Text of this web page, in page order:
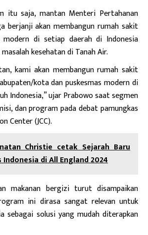
itu saja, mantan Menteri Pertahanan
berjanji akan membangun rumah sakit
modern di setiap daerah di Indonesia
kesehatan di Tanah Air.
kami akan membangun rumah sakit
kota dan puskesmas modern di
Indonesia,” ujar Prabowo saat segmen
dan program pada debat pamungkas
Center (JCC).
Christie cetak Sejarah Baru
di All England 2024
makanan bergizi turut disampaikan
ini dirasa sangat relevan untuk
sebagai solusi yang mudah diterapkan